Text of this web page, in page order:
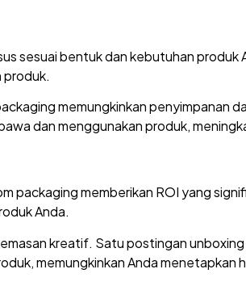
sesuai bentuk dan kebutuhan
produk.
memungkinkan penyimpanan
dan menggunakan produk,
packaging memberikan ROI yang
Anda.
kreatif. Satu postingan unboxing
memungkinkan Anda